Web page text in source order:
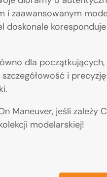
i zaawansowanym
dla początkujących,
i
Maneuver, jeśli zależy
modelarskiej!